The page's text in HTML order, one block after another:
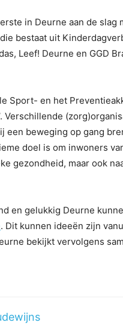
in Deurne aan de
bestaat uit
Leef! Deurne en GGD
Sport- en het
Verschillende
een beweging op gang
doel is om inwoners
gezondheid, maar ook
en gelukkig Deurne
. Dit kunnen ideeën zijn
bekijkt vervolgens